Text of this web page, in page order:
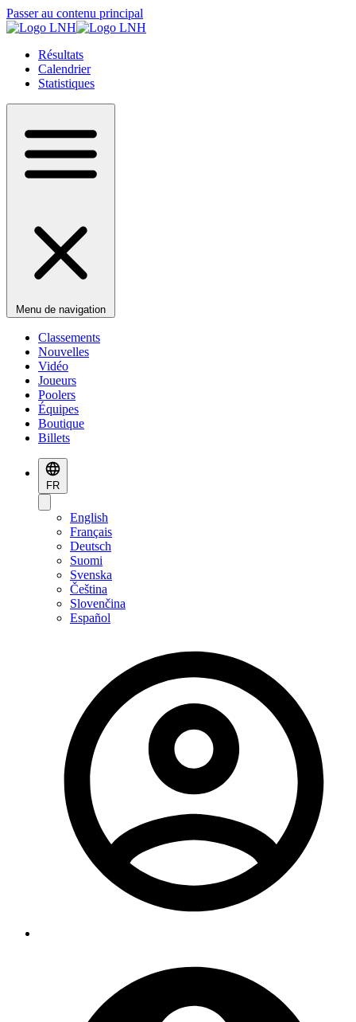
Passer au contenu principal
Résultats
Calendrier
Statistiques
Menu de navigation
Classements
Nouvelles
Vidéo
Joueurs
Poolers
Équipes
Boutique
Billets
FR
English
Français
Deutsch
Suomi
Svenska
Čeština
Slovenčina
Español